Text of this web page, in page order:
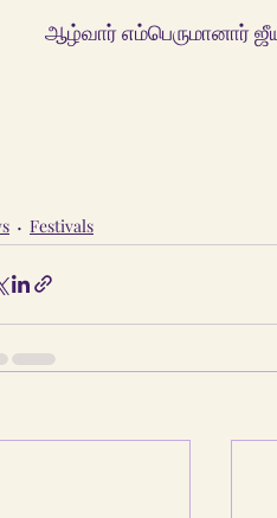
ஆழ்வார்
Festivals